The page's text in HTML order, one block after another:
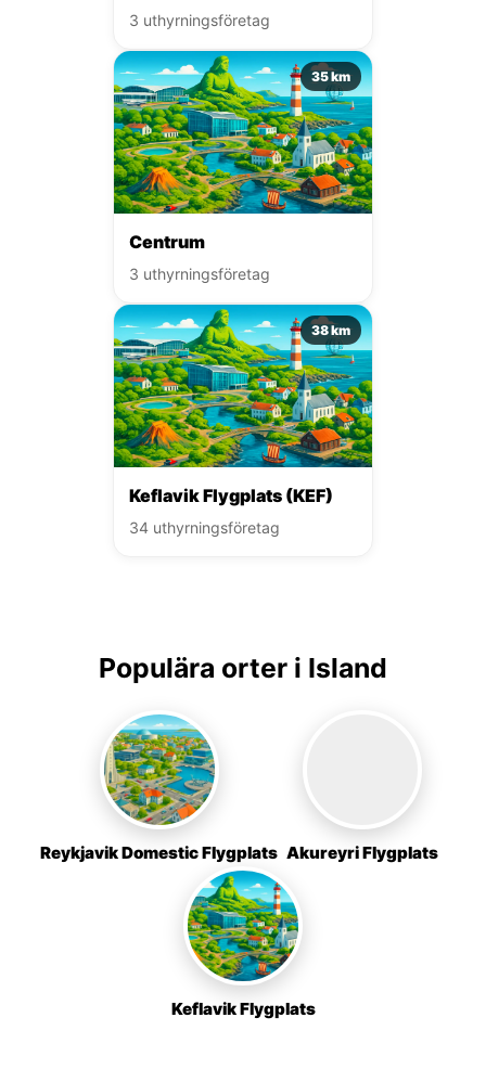
3 uthyrningsföretag
35 km
Centrum
3 uthyrningsföretag
38 km
Keflavik Flygplats (KEF)
34 uthyrningsföretag
Populära orter i Island
Reykjavik Domestic Flygplats Akureyri Flygplats
Keflavik Flygplats